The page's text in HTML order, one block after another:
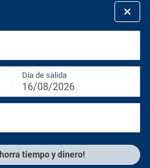
Día de salida
16/08/2026
tiempo y dinero!